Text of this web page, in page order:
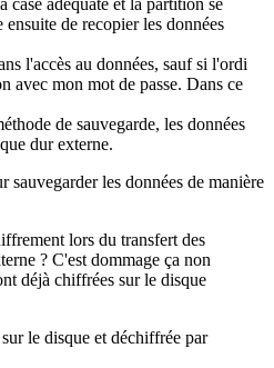
de recopier les données
l'accès au données, sauf si l'ordi
avec mon mot de passe. Dans ce
de sauvegarde, les données
dur externe.
sauvegarder les données de manière
lors du transfert des
? C'est dommage ça non
déjà chiffrées sur le disque
le disque et déchiffrée par